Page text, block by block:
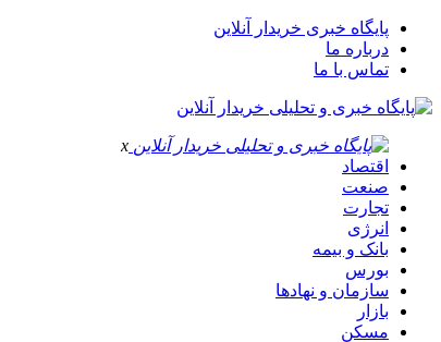
پایگاه خبری خریدار آنلاین
درباره ما
تماس با ما
x
اقتصاد
صنعت
تجارت
انرژی
بانک و بیمه
بورس
سازمان و نهادها
بازار
مسکن